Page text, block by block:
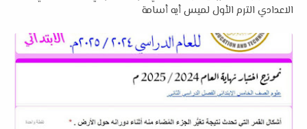
الاعدادي الترم الأول لميس أيه أسامة